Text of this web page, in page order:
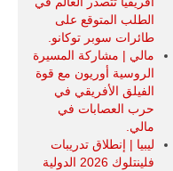
الطلب المتوقع على
طائرات سوبر توكانو.
مالي | مشاركة المسيرة
الروسية أوريون مع قوة
الفيلق الأفريقي في
حرب العصابات في
مالي.
ليبيا | إنطلاق تدريبات
فلينتلوك 2026 الدولية